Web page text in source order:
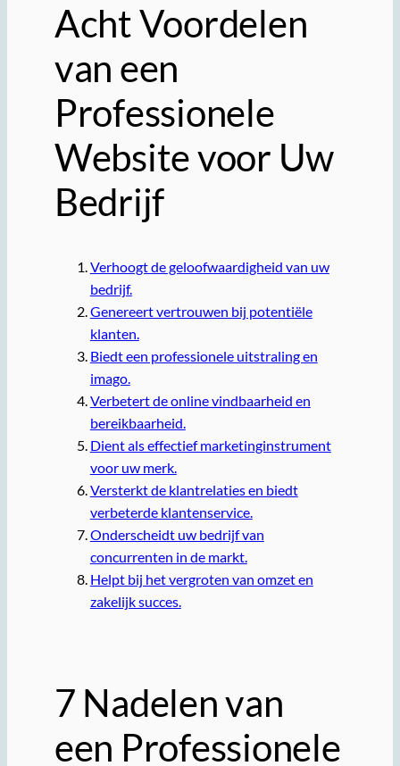
Acht Voordelen
van een
Professionele
Website voor Uw
Bedrijf
Verhoogt de geloofwaardigheid van uw
bedrijf.
Genereert vertrouwen bij potentiële
klanten.
Biedt een professionele uitstraling en
imago.
Verbetert de online vindbaarheid en
bereikbaarheid.
Dient als effectief marketinginstrument
voor uw merk.
Versterkt de klantrelaties en biedt
verbeterde klantenservice.
Onderscheidt uw bedrijf van
concurrenten in de markt.
Helpt bij het vergroten van omzet en
zakelijk succes.
7 Nadelen van
een Professionele